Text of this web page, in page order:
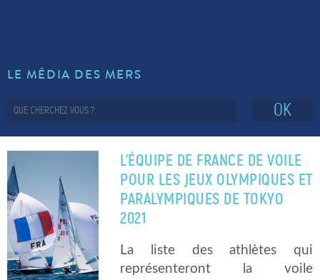
LE MÉDIA DES MERS
OK
L’ÉQUIPE DE FRANCE DE VOILE
POUR LES JEUX OLYMPIQUES ET
PARALYMPIQUES DE TOKYO
2021
La liste des athlètes qui
représenteront la voile